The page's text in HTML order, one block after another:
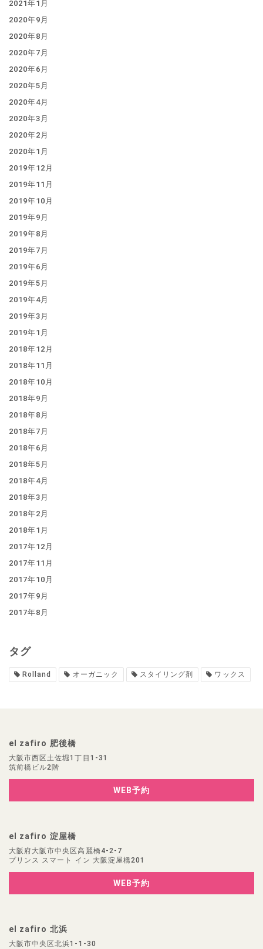
2021年1月
2020年9月
2020年8月
2020年7月
2020年6月
2020年5月
2020年4月
2020年3月
2020年2月
2020年1月
2019年12月
2019年11月
2019年10月
2019年9月
2019年8月
2019年7月
2019年6月
2019年5月
2019年4月
2019年3月
2019年1月
2018年12月
2018年11月
2018年10月
2018年9月
2018年8月
2018年7月
2018年6月
2018年5月
2018年4月
2018年3月
2018年2月
2018年1月
2017年12月
2017年11月
2017年10月
2017年9月
2017年8月
タグ
Rolland オーガニック スタイリング剤 ワックス
el zafiro 肥後橋
大阪市西区土佐堀1丁目1-31
筑前橋ビル2階
WEB予約
el zafiro 淀屋橋
大阪府大阪市中央区高麗橋4-2-7
プリンス スマート イン 大阪淀屋橋201
WEB予約
el zafiro 北浜
大阪市中央区北浜1-1-30